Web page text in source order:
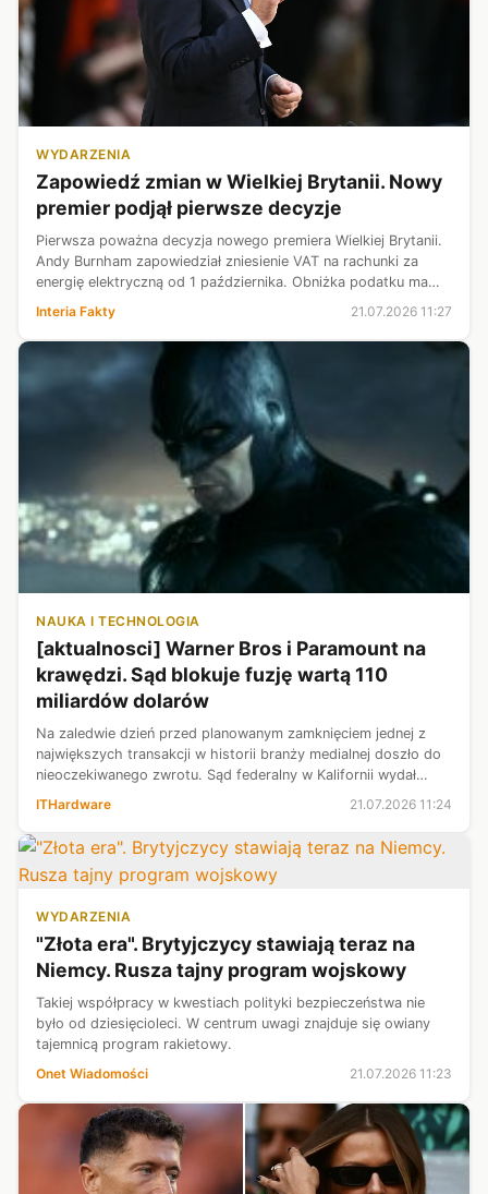
WYDARZENIA
Zapowiedź zmian w Wielkiej Brytanii. Nowy
premier podjął pierwsze decyzje
Pierwsza poważna decyzja nowego premiera Wielkiej Brytanii.
Andy Burnham zapowiedział zniesienie VAT na rachunki za
energię elektryczną od 1 października. Obniżka podatku ma
programu cyfrowe...
Interia Fakty 21.07.2026 11:27
NAUKA I TECHNOLOGIA
[aktualnosci] Warner Bros i Paramount na
krawędzi. Sąd blokuje fuzję wartą 110
miliardów dolarów
Na zaledwie dzień przed planowanym zamknięciem jednej z
największych transakcji w historii branży medialnej doszło do
nieoczekiwanego zwrotu. Sąd federalny w Kalifornii wydał
tymczasowy nakaz wstrzymujący fuzję Paramount i Warner
ITHardware 21.07.2026 11:24
WYDARZENIA
"Złota era". Brytyjczycy stawiają teraz na
Niemcy. Rusza tajny program wojskowy
Takiej współpracy w kwestiach polityki bezpieczeństwa nie
było od dziesięcioleci. W centrum uwagi znajduje się owiany
tajemnicą program rakietowy.
Onet Wiadomości
21.07.2026 11:23